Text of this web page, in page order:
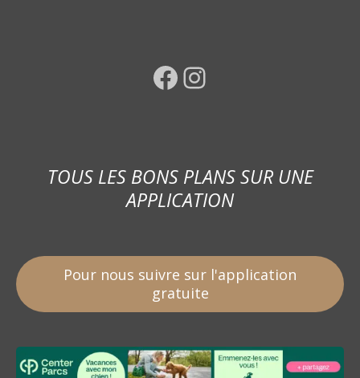
Facebook Instagram
TOUS LES BONS PLANS SUR UNE
APPLICATION
Pour nous suivre sur l'application
gratuite